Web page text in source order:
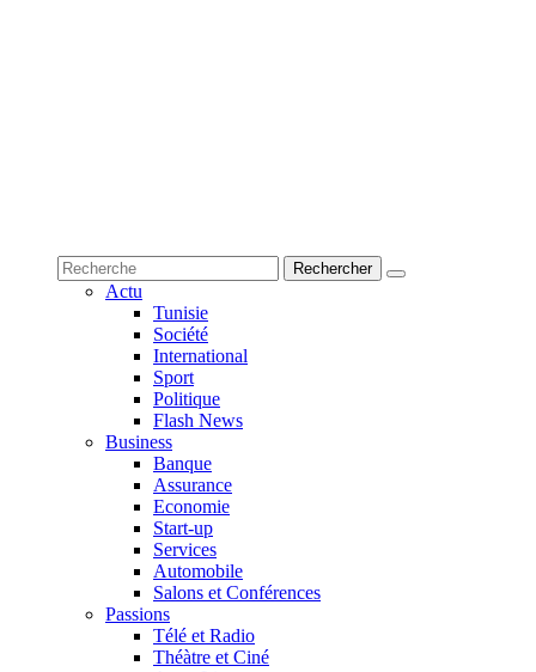
Actu
Tunisie
Société
International
Sport
Politique
Flash News
Business
Banque
Assurance
Economie
Start-up
Services
Automobile
Salons et Conférences
Passions
Télé et Radio
Théàtre et Ciné